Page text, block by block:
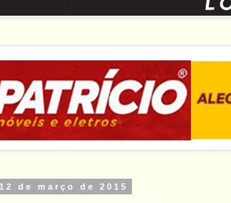
de março de 2015